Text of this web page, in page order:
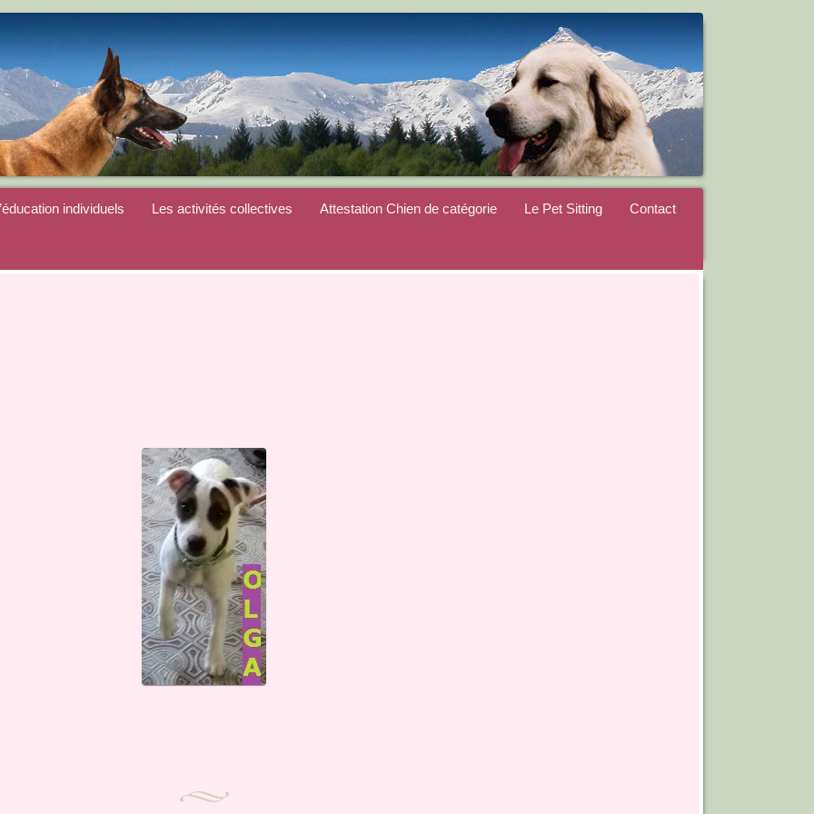
individuels Les activités collectives Attestation Chien de catégorie Le Pet Sitting Contact